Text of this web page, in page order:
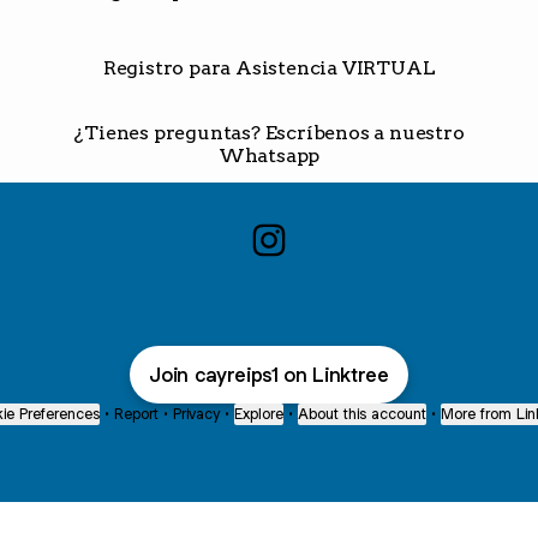
Registro para Asistencia VIRTUAL
¿Tienes preguntas? Escríbenos a nuestro
Whatsapp
Join cayreips1 on Linktree
Preferences • Report • Privacy • Explore • About this account • More from